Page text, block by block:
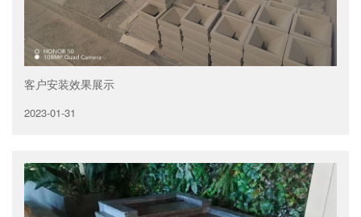
客户安装效果展示
2023-01-31